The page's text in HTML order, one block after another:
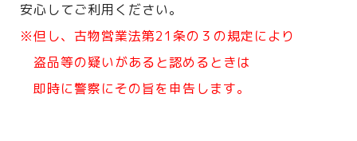
安心してご利用ください。
※但し、古物営業法第21条の３の規定により
盗品等の疑いがあると認めるときは
即時に警察にその旨を申告します。